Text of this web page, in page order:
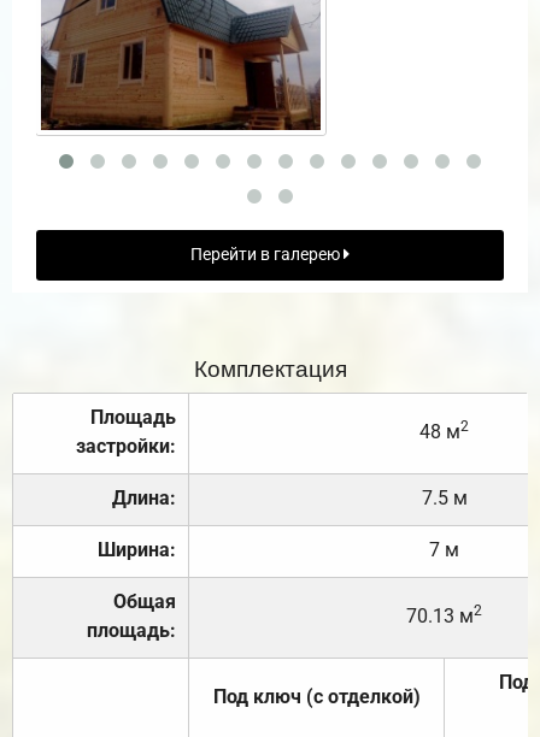
Перейти в галерею
Комплектация
Площадь
застройки:
48 м2
Длина: 7.5 м
Ширина: 7 м
Общая
площадь:
70.13 м2
Под ключ (с отделкой)
Под